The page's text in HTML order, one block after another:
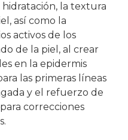
hidratación, la textura
así como la
activos de los
de la piel, al crear
en la epidermis
las primeras líneas
y el refuerzo de
correcciones